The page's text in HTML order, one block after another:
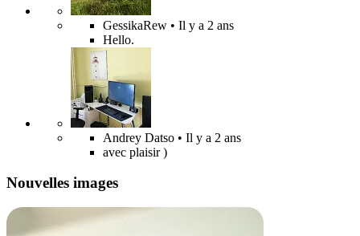
GessikaRew • Il y a 2 ans
Hello.
Andrey Datso • Il y a 2 ans
avec plaisir )
Nouvelles images